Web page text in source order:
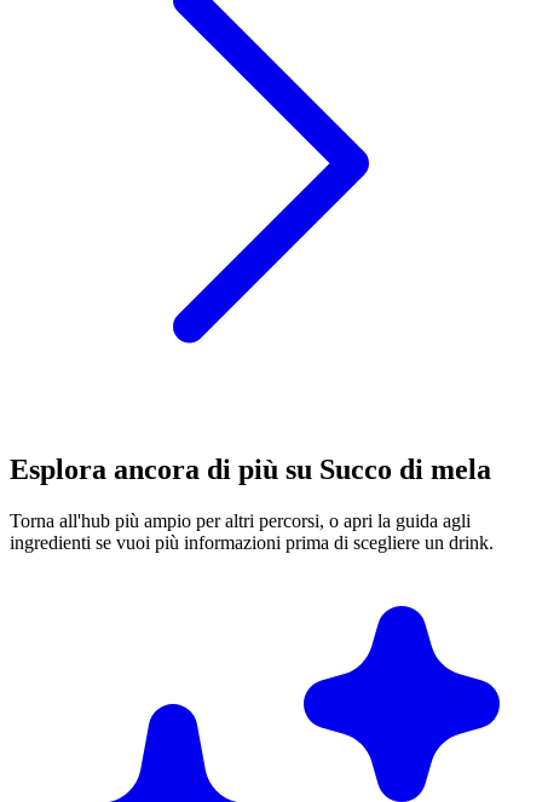
Esplora ancora di più su Succo di mela
Torna all'hub più ampio per altri percorsi, o apri la guida agli
ingredienti se vuoi più informazioni prima di scegliere un drink.